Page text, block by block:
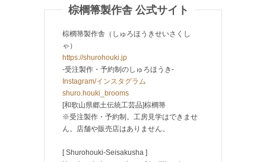
棕櫚箒製作舎 公式サイト
棕櫚箒製作舎（しゅろほうきせいさくし
ゃ）
https://shurohouki.jp
-受注製作・予約制のしゅろほうき-
Instagram/インスタグラム
shuro.houki_brooms
[和歌山県郷土伝統工芸品]棕櫚箒
※受注製作・予約制。工房見学はできませ
ん。店舗や販売店はありません。
[ Shurohouki-Seisakusha ]